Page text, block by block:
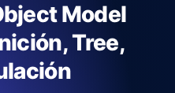
Model
Tree,